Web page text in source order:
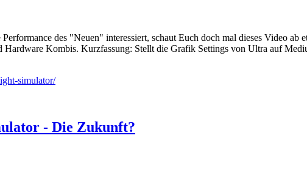
des "Neuen" interessiert, schaut Euch doch mal dieses Video
Kombis. Kurzfassung: Stellt die Grafik Settings von Ultra auf
simulator/
- Die Zukunft?